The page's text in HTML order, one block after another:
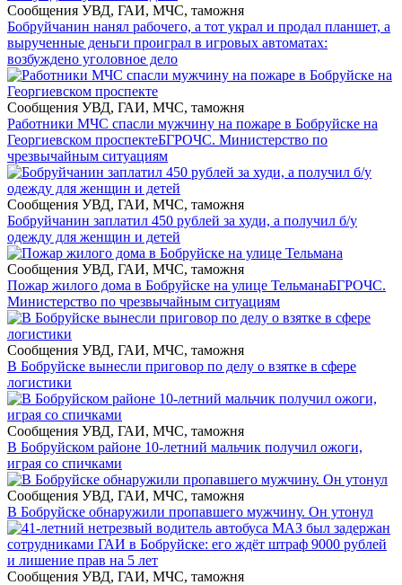
Сообщения УВД, ГАИ, МЧС, таможня
Бобруйчанин нанял рабочего, а тот украл и продал планшет, а
вырученные деньги проиграл в игровых автоматах:
возбуждено уголовное дело
Сообщения УВД, ГАИ, МЧС, таможня
Работники МЧС спасли мужчину на пожаре в Бобруйске на
Георгиевском проспектеБГРОЧС. Министерство по
чрезвычайным ситуациям
Сообщения УВД, ГАИ, МЧС, таможня
Бобруйчанин заплатил 450 рублей за худи, а получил б/у
одежду для женщин и детей
Сообщения УВД, ГАИ, МЧС, таможня
Пожар жилого дома в Бобруйске на улице ТельманаБГРОЧС.
Министерство по чрезвычайным ситуациям
Сообщения УВД, ГАИ, МЧС, таможня
В Бобруйске вынесли приговор по делу о взятке в сфере
логистики
Сообщения УВД, ГАИ, МЧС, таможня
В Бобруйском районе 10-летний мальчик получил ожоги,
играя со спичками
Сообщения УВД, ГАИ, МЧС, таможня
В Бобруйске обнаружили пропавшего мужчину. Он утонул
Сообщения УВД, ГАИ, МЧС, таможня